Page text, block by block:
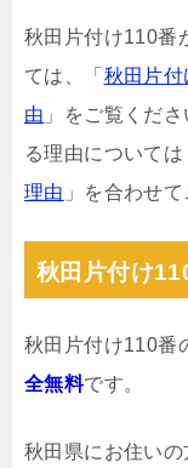
秋田片付け110番
ては、「 秋田片
由 」をご覧くだ
る理由については
理由 」を合わせ
秋田片付け
秋田片付け110番
全無料です。
秋田県にお住いの